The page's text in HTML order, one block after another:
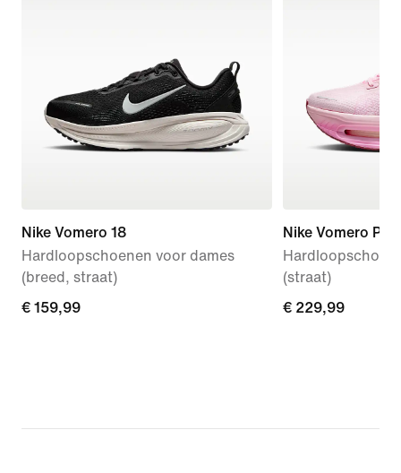
Nike Vomero 18
Hardloopschoenen voor dames
(breed, straat)
€ 159,99
€ 159,99
Nike Vomero
(straat)
€ 229,99
€ 229,99